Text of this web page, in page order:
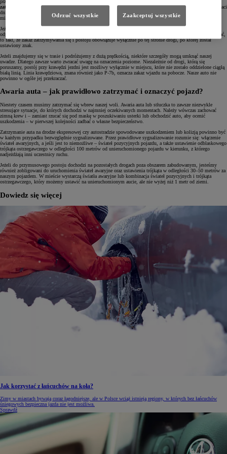
zatrzymywania się to dwie skrzyżowane linie.Znaki te mogą być dodatkowo opatrzone przypisami w postaci
dni obowiązywania (zakaz może nie dotyczyć weekendów) czy sugerowanego czasu zakazu (np. powyżej 10
minut).
Jeżeli zakaz nie obowiązuje na całej długości ulicy, znajdziemy pod nim strzałki w górę i w dół określające
odpowiednio początek i koniec strefy, w której nie wolno się zatrzymywać. To, o czym jeszcze warto pamiętać,
to fakt, że zakaz zatrzymywania się i postoju obowiązuje wyłącznie po tej stronie drogi, po której został
ustawiony znak.
Jeżeli znajdujemy się w trasie i podróżujemy z dużą prędkością, niektóre szczegóły mogą umknąć naszej
uwadze. Dlatego zawsze warto zwracać uwagę na oznaczenia poziome. Niezależnie od drogi, którą się
poruszamy, postój przy krawędzi jezdni jest możliwy wyłącznie w miejscu, które nie zostało oddzielone ciągłą
białą linią. Linia krawędziowa, znana również jako P-7b, oznacza zakaz wjazdu na pobocze. Nasze auto nie
powinno w ogóle jej przekraczać.
Awaria auta – jak prawidłowo zatrzymać i oznaczyć pojazd?
Niestety czasem musimy zatrzymać się wbrew naszej woli. Awaria auta lub stłuczka to zawsze niezwykle
stresujące sytuacje, do których dochodzi w najmniej oczekiwanych momentach. Należy wówczas zachować
zimną krew i – zamiast rzucać się pod maskę w poszukiwaniu usterki lub obchodzić auto, aby ocenić
uszkodzenia – w pierwszej kolejności zadbać o własne bezpieczeństwo.
Zatrzymanie auta na drodze ekspresowej czy autostradzie spowodowane uszkodzeniem lub kolizją powinno być
w każdym przypadku bezwzględnie sygnalizowane. Przez prawidłowe sygnalizowanie rozumie się: włączenie
świateł awaryjnych, a jeśli jest to niemożliwe – świateł pozycyjnych pojazdu, a także ustawienie odblaskowego
trójkąta ostrzegawczego w odległości 100 metrów od unieruchomionego pojazdu w kierunku, z którego
nadjeżdżają inni uczestnicy ruchu.
Jeżeli do przymusowego postoju dochodzi na pozostałych drogach poza obszarem zabudowanym, jesteśmy
również zobligowani do uruchomienia świateł awaryjne oraz ustawienia trójkąta w odległości 30–50 metrów za
naszym pojazdem. W mieście wystarczą światła awaryjne lub kombinacja świateł pozycyjnych i trójkąta
ostrzegawczego, który możemy ustawić na unieruchomionym aucie, ale nie wyżej niż 1 metr od ziemi.
Dowiedz się więcej
Jak korzystać z łańcuchów na koła?
Zimy w miastach bywają coraz łagodniejsze, ale w Polsce wciąż istnieją regiony, w których bez łańcuchów
śniegowych bezpieczna jazda nie jest możliwa.
Sprawdź
Odrzuć wszystkie Zaakceptuj wszystkie